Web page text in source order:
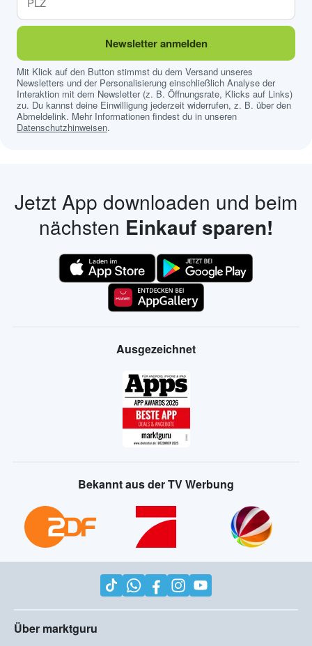
Newsletter anmelden
Mit Klick auf den Button stimmst du dem Versand unseres
Newsletters und der Personalisierung einschließlich Analyse der
Interaktion mit dem Newsletter (z. B. Öffnungsrate, Klicks auf Links)
zu. Du kannst deine Einwilligung jederzeit widerrufen, z. B. über den
Abmeldelink. Mehr Informationen findest du in unseren
Datenschutzhinweisen.
Jetzt App downloaden und beim
nächsten Einkauf sparen!
Ausgezeichnet
Bekannt aus der TV Werbung
Über marktguru